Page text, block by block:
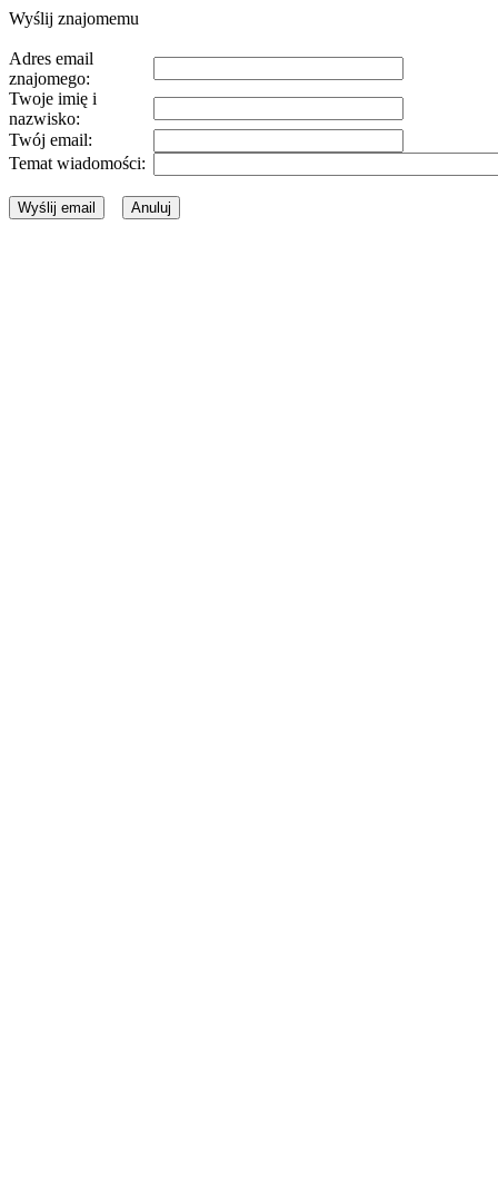
Wyślij znajomemu
Adres email
znajomego:
Twoje imię i
nazwisko:
Twój email:
Temat wiadomości: